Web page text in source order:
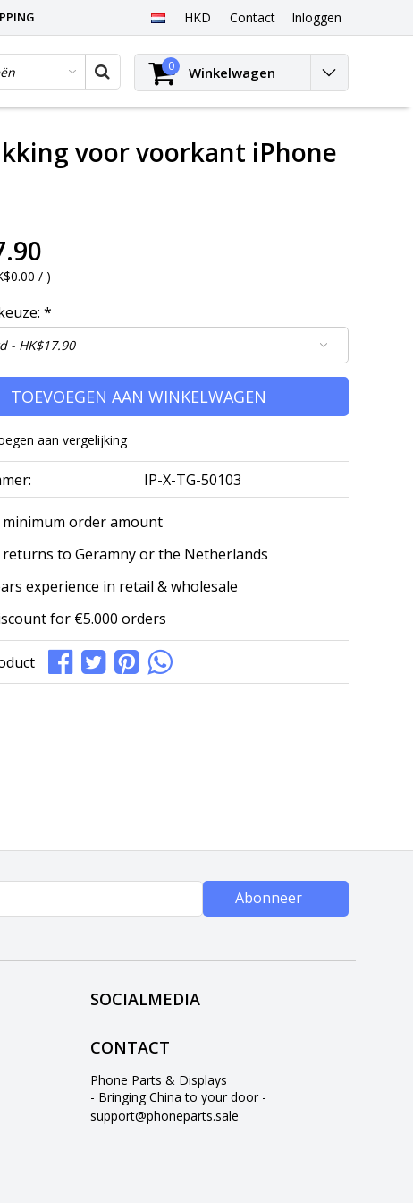
HKD Contact Inloggen
0 Winkelwagen
voor voorkant iPhone
/ )
*
TOEVOEGEN AAN WINKELWAGEN
aan vergelijking
IP-X-TG-50103
minimum order amount
returns to Geramny or the Netherlands
experience in retail & wholesale
for €5.000 orders
Abonneer
SOCIALMEDIA
CONTACT
Phone Parts & Displays
- Bringing China to your door -
support@phoneparts.sale